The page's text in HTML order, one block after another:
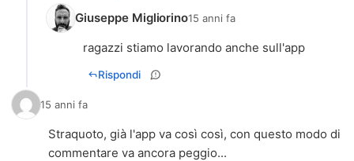
Giuseppe Migliorino15 anni fa
ragazzi stiamo lavorando anche sull'app
Rispondi
15 anni fa
Straquoto, già l'app va così così, con questo modo di
commentare va ancora peggio...